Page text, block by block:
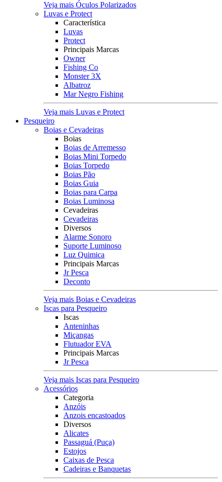
Veja mais Óculos Polarizados
Luvas e Protect
Característica
Luvas
Protect
Principais Marcas
Owner
Fishing Co
Monster 3X
Albatroz
Mar Negro Fishing
Veja mais Luvas e Protect
Pesqueiro
Boias e Cevadeiras
Boias
Boias de Arremesso
Boias Mini Torpedo
Boias Torpedo
Boias Pão
Boias Guia
Boias para Carpa
Boias Luminosa
Cevadeiras
Cevadeiras
Diversos
Alarme Sonoro
Suporte Luminoso
Luz Quimica
Principais Marcas
Jr Pesca
Deconto
Veja mais Boias e Cevadeiras
Iscas para Pesqueiro
Iscas
Anteninhas
Miçangas
Flutuador EVA
Principais Marcas
Jr Pesca
Veja mais Iscas para Pesqueiro
Acessórios
Categoria
Anzóis
Anzois encastoados
Diversos
Alicates
Passaguá (Puça)
Estojos
Caixas de Pesca
Cadeiras e Banquetas